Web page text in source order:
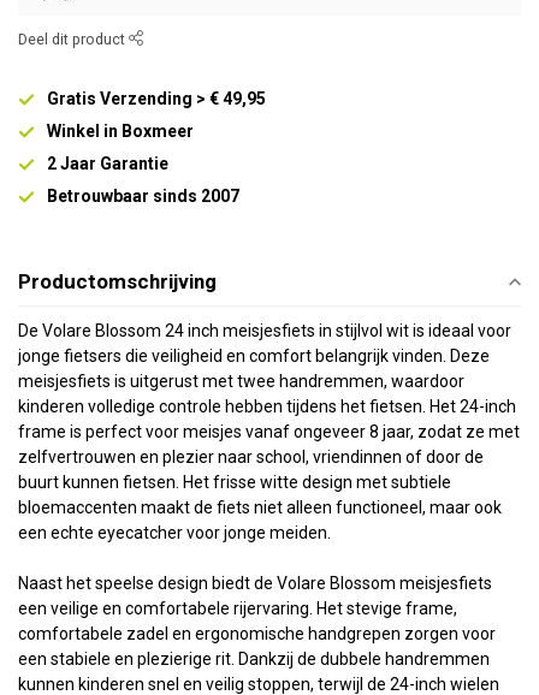
Deel dit product
Gratis Verzending > € 49,95
Winkel in Boxmeer
2 Jaar Garantie
Betrouwbaar sinds 2007
Productomschrijving
De Volare Blossom 24 inch meisjesfiets in stijlvol wit is ideaal voor
jonge fietsers die veiligheid en comfort belangrijk vinden. Deze
meisjesfiets is uitgerust met twee handremmen, waardoor
kinderen volledige controle hebben tijdens het fietsen. Het 24-inch
frame is perfect voor meisjes vanaf ongeveer 8 jaar, zodat ze met
zelfvertrouwen en plezier naar school, vriendinnen of door de
buurt kunnen fietsen. Het frisse witte design met subtiele
bloemaccenten maakt de fiets niet alleen functioneel, maar ook
een echte eyecatcher voor jonge meiden.
Naast het speelse design biedt de Volare Blossom meisjesfiets
een veilige en comfortabele rijervaring. Het stevige frame,
comfortabele zadel en ergonomische handgrepen zorgen voor
een stabiele en plezierige rit. Dankzij de dubbele handremmen
kunnen kinderen snel en veilig stoppen, terwijl de 24-inch wielen